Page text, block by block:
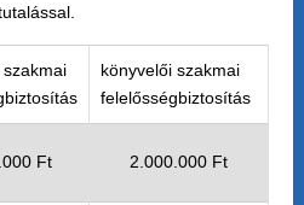
könyvelői szakmai
felelősségbiztosítás
Ft 2.000.000 Ft